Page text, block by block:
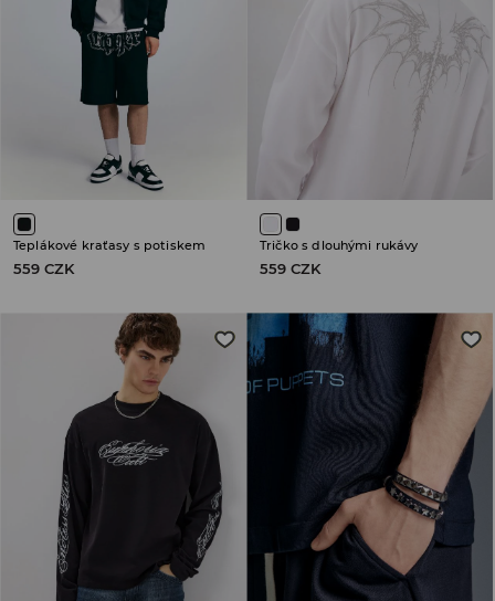
Teplákové kraťasy s potiskem
559 CZK
Tričko s dlouhými rukávy
559 CZK